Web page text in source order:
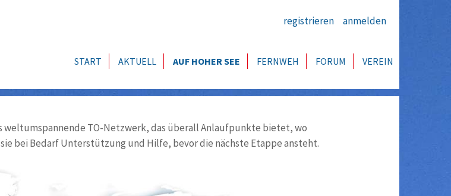
registrieren anmelden
START AKTUELL AUF HOHER SEE FERNWEH FORUM VEREIN
TO-Netzwerk, das überall Anlaufpunkte bietet, wo
bei Bedarf Unterstützung und Hilfe, bevor die nächste Etappe ansteht.